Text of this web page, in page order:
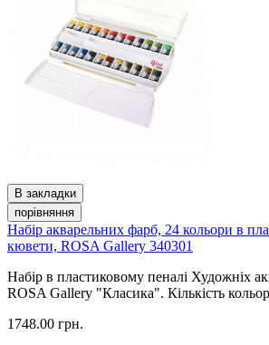
В закладки
порівняння
Набір акварельних фарб, 24 кольори в
кювети, ROSA Gallery 340301
Набір в пластиковому пеналі Художніх
ROSA Gallery "Класика". Кількість
1748.00 грн.